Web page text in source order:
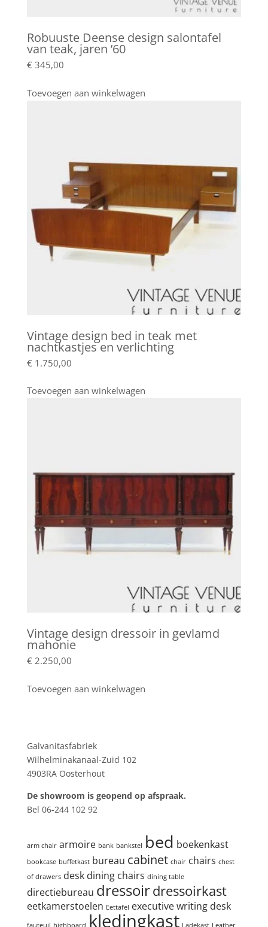
Robuuste Deense design salontafel
van teak, jaren ’60
€ 345,00
Toevoegen aan winkelwagen
Vintage design bed in teak met
nachtkastjes en verlichting
€ 1.750,00
Toevoegen aan winkelwagen
Vintage design dressoir in gevlamd
mahonie
€ 2.250,00
Toevoegen aan winkelwagen
Galvanitasfabriek
Wilhelminakanaal-Zuid 102
4903RA Oosterhout
De showroom is geopend op afspraak.
Bel 06-244 102 92
arm chair armoire bank bankstel bed boekenkast
bookcase buffetkast bureau cabinet chair chairs chest
of drawers desk dining chairs dining table
directiebureau dressoirdressoirkast
eetkamerstoelen Eettafel executive writing desk
fauteuil highboard kledingkast Ladekast Leather